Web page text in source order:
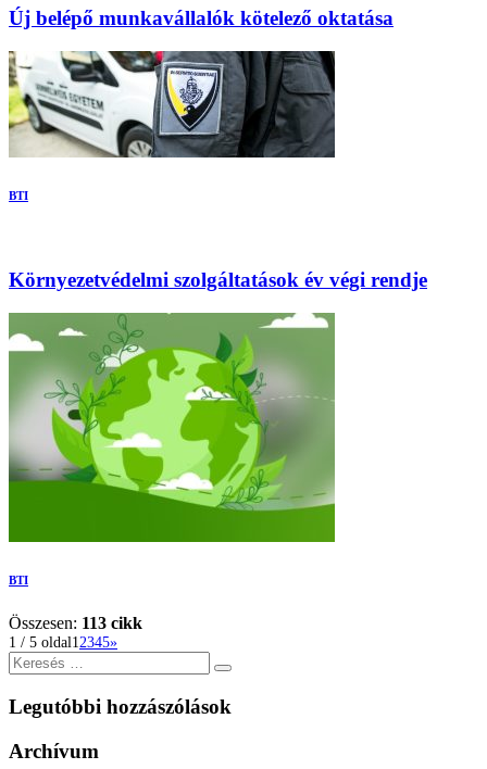
Új belépő munkavállalók kötelező oktatása
BTI
Környezetvédelmi szolgáltatások év végi rendje
BTI
Összesen: 113 cikk
1 / 5 oldal12345»
Keresés
Legutóbbi hozzászólások
Archívum